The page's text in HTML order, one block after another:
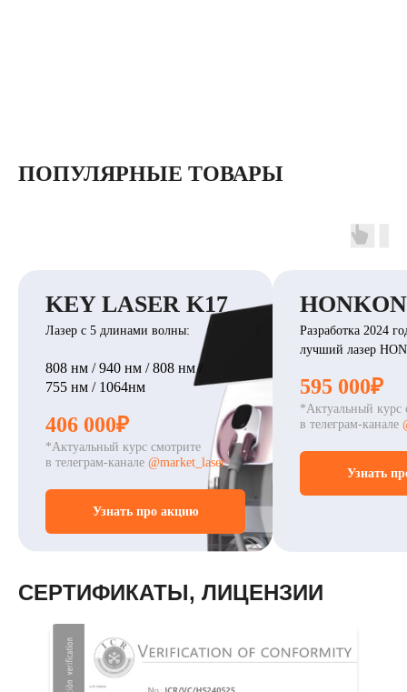
ПОПУЛЯРНЫЕ ТОВАРЫ
KEY LASER K17
Лазер с 5 длинами волны:
808 нм / 940 нм / 808 нм /
755 нм / 1064нм
406 000₽
*Актуальный курс смотрите
в телеграм-канале @market_laser
Узнать про акцию
HONKON
Разработка 2024
лучший лазер
595 000₽
*Актуальный курс
в телеграм-канале
Узнать
СЕРТИФИКАТЫ, ЛИЦЕНЗИИ